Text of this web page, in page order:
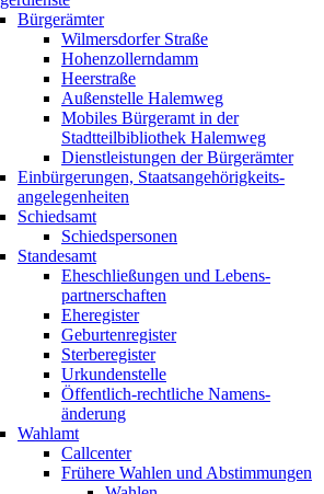
Bürgerämter
Wilmersdorfer Straße
Hohenzollern­damm
Heerstraße
Außenstelle Halemweg
Mobiles Bürgeramt in der
Stadtteilbibliothek Halemweg
Dienst­leistungen der Bürgerämter
Ein­bürger­ungen, Staats­angehörig­keits­
angelegen­heiten
Schiedsamt
Schiedspersonen
Standesamt
Ehe­schließungen und Lebens­
partnerschaften
Eheregister
Geburten­register
Sterberegister
Urkundenstelle
Öffentlich-rechtliche Namens­
änderung
Wahlamt
Callcenter
Frühere Wahlen und Abstimmungen